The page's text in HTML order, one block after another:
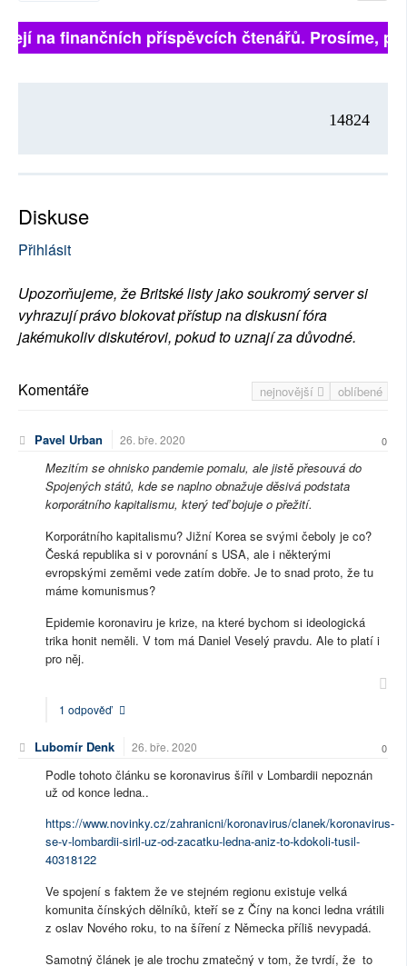
na finančních příspěvcích čtenářů. Prosíme,
14824
Diskuse
Přihlásit
Upozorňujeme, že Britské listy jako soukromý server si
vyhrazují právo blokovat přístup na diskusní fóra
jakémukoliv diskutérovi, pokud to uznají za důvodné.
nejnovější oblíbené
Komentáře
Pavel Urban 26. bře. 2020 0
Mezitím se ohnisko pandemie pomalu, ale jistě přesouvá do
Spojených států, kde se naplno obnažuje děsivá podstata
korporátního kapitalismu, který teď bojuje o přežití.
Korporátního kapitalismu? Jižní Korea se svými čeboly je co?
Česká republika si v porovnání s USA, ale i některými
evropskými zeměmi vede zatím dobře. Je to snad proto, že tu
máme komunismus?
Epidemie koronaviru je krize, na které bychom si ideologická
trika honit neměli. V tom má Daniel Veselý pravdu. Ale to platí i
pro něj.
1 odpověď
Lubomír Denk 26. bře. 2020 0
Podle tohoto článku se koronavirus šířil v Lombardii nepoznán
už od konce ledna..
https://www.novinky.cz/zahranicni/koronavirus/clanek/koronavirus-
se-v-lombardii-siril-uz-od-zacatku-ledna-aniz-to-kdokoli-tusil-
40318122
Ve spojení s faktem že ve stejném regionu existuje velká
komunita čínských dělníků, kteří se z Číny na konci ledna vrátili
z oslav Nového roku, to na šíření z Německa příliš nevypadá.
Samotný článek je ale trochu zmatečný v tom, že tvrdí, že to